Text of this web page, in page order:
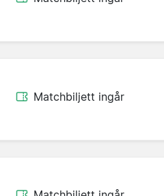
Matchbiljett ingår